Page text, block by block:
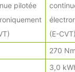
pilotée
(E-
270
3,0